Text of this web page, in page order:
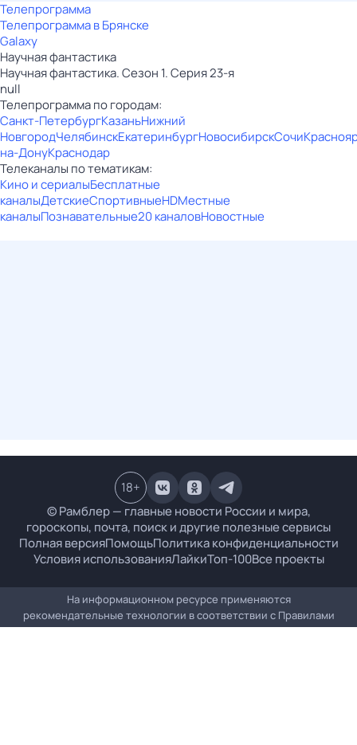
Телепрограмма
Телепрограмма в Брянске
Galaxy
Научная фантастика
Научная фантастика. Сезон 1. Серия 23-я
null
Телепрограмма по городам:
Санкт-ПетербургКазаньНижний
НовгородЧелябинскЕкатеринбургНовосибирскСочи
на-ДонуКраснодар
Телеканалы по тематикам:
Кино и сериалыБесплатные
каналыДетскиеСпортивныеHDМестные
каналыПознавательные20 каналовНовостные
© Рамблер — главные новости России и мира,
гороскопы, почта, поиск и другие полезные сервисы
Полная версияПомощьПолитика конфиденциальности
Условия использованияЛайкиТоп-100Все проекты
18+
На информационном ресурсе применяются
рекомендательные технологии в соответствии с Правилами